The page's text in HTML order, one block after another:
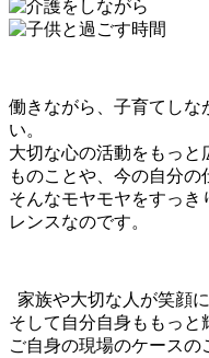
働きながら、子育てしな
い。
大切な心の活動をもっ
ものことや、今の自分
そんなモヤモヤをすっき
レンスなのです。
家族や大切な人が笑顔
そして自分自身ももっと
ご自身の現場のケースの